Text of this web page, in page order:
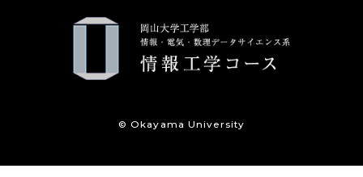
© Okayama University